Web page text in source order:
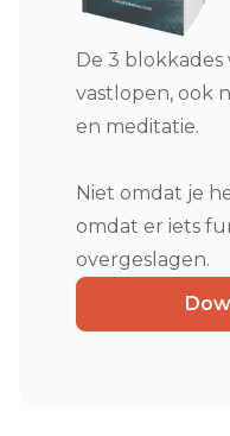
De 3
vastlopen, ook
en meditatie.
Niet omdat je
omdat er iets
overgeslagen.